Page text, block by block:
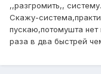
,,разгромить,,
Скажу-
пускаю,потомушта
раза в два быстрей